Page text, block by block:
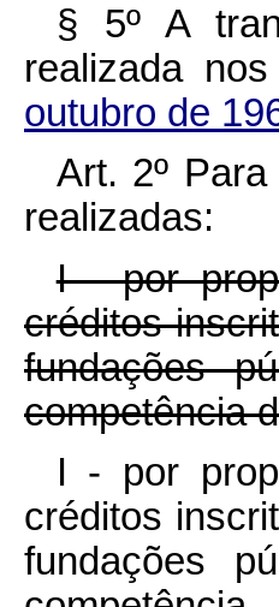
§ 5º A
realizada
outubro de
Art. 2º
realizadas:
I - por
créditos
fundações
competência
I - por
créditos
fundações